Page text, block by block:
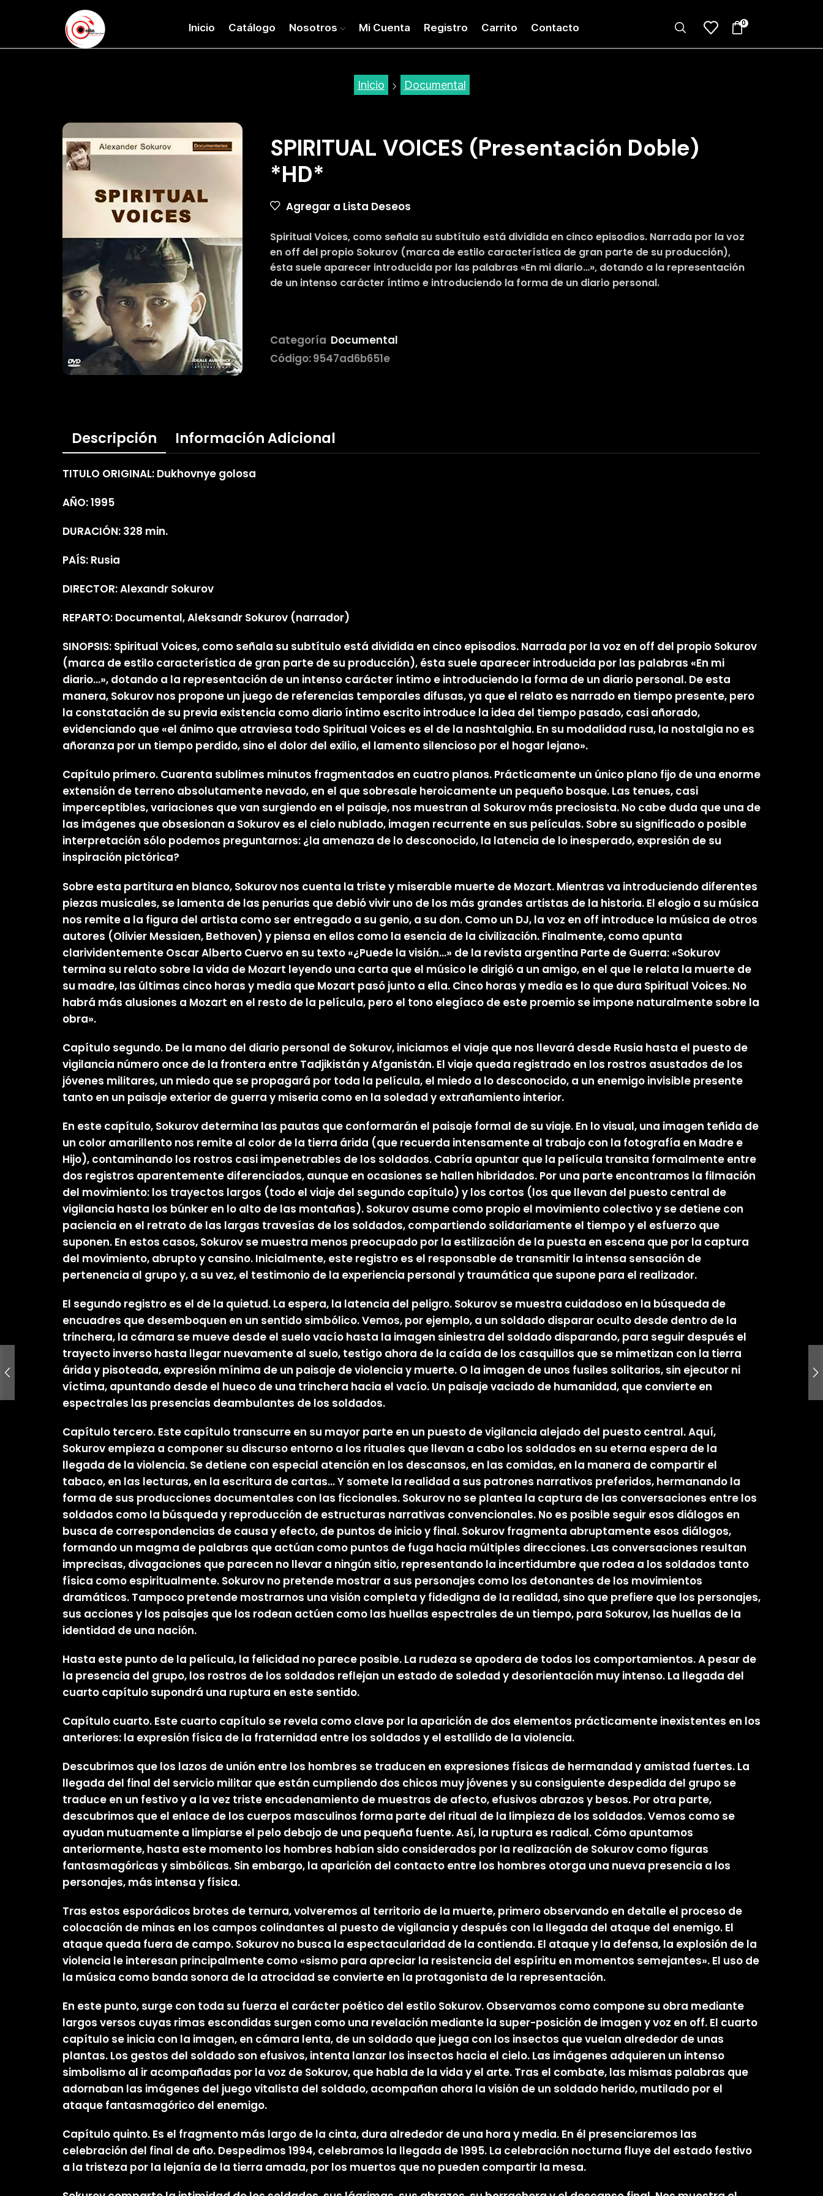
Inicio Catálogo Nosotros Mi Cuenta Registro Carrito Contacto 0
Inicio Documental
SPIRITUAL VOICES (Presentación Doble)
*HD*
Agregar a Lista Deseos
Spiritual Voices, como señala su subtítulo está dividida en cinco episodios. Narrada por la voz
en off del propio Sokurov (marca de estilo característica de gran parte de su producción),
ésta suele aparecer introducida por las palabras «En mi diario…», dotando a la representación
de un intenso carácter íntimo e introduciendo la forma de un diario personal.
Categoría Documental
Código:9547ad6b651e
Descripción Información Adicional
TITULO ORIGINAL: Dukhovnye golosa
AÑO: 1995
DURACIÓN: 328 min.
PAÍS: Rusia
DIRECTOR: Alexandr Sokurov
REPARTO: Documental, Aleksandr Sokurov (narrador)
SINOPSIS: Spiritual Voices, como señala su subtítulo está dividida en cinco episodios. Narrada por la voz en off del propio Sokurov
(marca de estilo característica de gran parte de su producción), ésta suele aparecer introducida por las palabras «En mi
diario…», dotando a la representación de un intenso carácter íntimo e introduciendo la forma de un diario personal. De esta
manera, Sokurov nos propone un juego de referencias temporales difusas, ya que el relato es narrado en tiempo presente, pero
la constatación de su previa existencia como diario íntimo escrito introduce la idea del tiempo pasado, casi añorado,
evidenciando que «el ánimo que atraviesa todo Spiritual Voices es el de la nashtalghia. En su modalidad rusa, la nostalgia no es
añoranza por un tiempo perdido, sino el dolor del exilio, el lamento silencioso por el hogar lejano».
Capítulo primero. Cuarenta sublimes minutos fragmentados en cuatro planos. Prácticamente un único plano fijo de una enorme
extensión de terreno absolutamente nevado, en el que sobresale heroicamente un pequeño bosque. Las tenues, casi
imperceptibles, variaciones que van surgiendo en el paisaje, nos muestran al Sokurov más preciosista. No cabe duda que una de
las imágenes que obsesionan a Sokurov es el cielo nublado, imagen recurrente en sus películas. Sobre su significado o posible
interpretación sólo podemos preguntarnos: ¿la amenaza de lo desconocido, la latencia de lo inesperado, expresión de su
inspiración pictórica?
Sobre esta partitura en blanco, Sokurov nos cuenta la triste y miserable muerte de Mozart. Mientras va introduciendo diferentes
piezas musicales, se lamenta de las penurias que debió vivir uno de los más grandes artistas de la historia. El elogio a su música
nos remite a la figura del artista como ser entregado a su genio, a su don. Como un DJ, la voz en off introduce la música de otros
autores (Olivier Messiaen, Bethoven) y piensa en ellos como la esencia de la civilización. Finalmente, como apunta
clarividentemente Oscar Alberto Cuervo en su texto «¿Puede la visión…» de la revista argentina Parte de Guerra: «Sokurov
termina su relato sobre la vida de Mozart leyendo una carta que el músico le dirigió a un amigo, en el que le relata la muerte de
su madre, las últimas cinco horas y media que Mozart pasó junto a ella. Cinco horas y media es lo que dura Spiritual Voices. No
habrá más alusiones a Mozart en el resto de la película, pero el tono elegíaco de este proemio se impone naturalmente sobre la
obra».
Capítulo segundo. De la mano del diario personal de Sokurov, iniciamos el viaje que nos llevará desde Rusia hasta el puesto de
vigilancia número once de la frontera entre Tadjikistán y Afganistán. El viaje queda registrado en los rostros asustados de los
jóvenes militares, un miedo que se propagará por toda la película, el miedo a lo desconocido, a un enemigo invisible presente
tanto en un paisaje exterior de guerra y miseria como en la soledad y extrañamiento interior.
En este capítulo, Sokurov determina las pautas que conformarán el paisaje formal de su viaje. En lo visual, una imagen teñida de
un color amarillento nos remite al color de la tierra árida (que recuerda intensamente al trabajo con la fotografía en Madre e
Hijo), contaminando los rostros casi impenetrables de los soldados. Cabría apuntar que la película transita formalmente entre
dos registros aparentemente diferenciados, aunque en ocasiones se hallen hibridados. Por una parte encontramos la filmación
del movimiento: los trayectos largos (todo el viaje del segundo capítulo) y los cortos (los que llevan del puesto central de
vigilancia hasta los búnker en lo alto de las montañas). Sokurov asume como propio el movimiento colectivo y se detiene con
paciencia en el retrato de las largas travesías de los soldados, compartiendo solidariamente el tiempo y el esfuerzo que
suponen. En estos casos, Sokurov se muestra menos preocupado por la estilización de la puesta en escena que por la captura
del movimiento, abrupto y cansino. Inicialmente, este registro es el responsable de transmitir la intensa sensación de
pertenencia al grupo y, a su vez, el testimonio de la experiencia personal y traumática que supone para el realizador.
El segundo registro es el de la quietud. La espera, la latencia del peligro. Sokurov se muestra cuidadoso en la búsqueda de
encuadres que desemboquen en un sentido simbólico. Vemos, por ejemplo, a un soldado disparar oculto desde dentro de la
trinchera, la cámara se mueve desde el suelo vacío hasta la imagen siniestra del soldado disparando, para seguir después el
trayecto inverso hasta llegar nuevamente al suelo, testigo ahora de la caída de los casquillos que se mimetizan con la tierra
árida y pisoteada, expresión mínima de un paisaje de violencia y muerte. O la imagen de unos fusiles solitarios, sin ejecutor ni
víctima, apuntando desde el hueco de una trinchera hacia el vacío. Un paisaje vaciado de humanidad, que convierte en
espectrales las presencias deambulantes de los soldados.
Capítulo tercero. Este capítulo transcurre en su mayor parte en un puesto de vigilancia alejado del puesto central. Aquí,
Sokurov empieza a componer su discurso entorno a los rituales que llevan a cabo los soldados en su eterna espera de la
llegada de la violencia. Se detiene con especial atención en los descansos, en las comidas, en la manera de compartir el
tabaco, en las lecturas, en la escritura de cartas… Y somete la realidad a sus patrones narrativos preferidos, hermanando la
forma de sus producciones documentales con las ficcionales. Sokurov no se plantea la captura de las conversaciones entre los
soldados como la búsqueda y reproducción de estructuras narrativas convencionales. No es posible seguir esos diálogos en
busca de correspondencias de causa y efecto, de puntos de inicio y final. Sokurov fragmenta abruptamente esos diálogos,
formando un magma de palabras que actúan como puntos de fuga hacia múltiples direcciones. Las conversaciones resultan
imprecisas, divagaciones que parecen no llevar a ningún sitio, representando la incertidumbre que rodea a los soldados tanto
física como espiritualmente. Sokurov no pretende mostrar a sus personajes como los detonantes de los movimientos
dramáticos. Tampoco pretende mostrarnos una visión completa y fidedigna de la realidad, sino que prefiere que los personajes,
sus acciones y los paisajes que los rodean actúen como las huellas espectrales de un tiempo, para Sokurov, las huellas de la
identidad de una nación.
Hasta este punto de la película, la felicidad no parece posible. La rudeza se apodera de todos los comportamientos. A pesar de
la presencia del grupo, los rostros de los soldados reflejan un estado de soledad y desorientación muy intenso. La llegada del
cuarto capítulo supondrá una ruptura en este sentido.
Capítulo cuarto. Este cuarto capítulo se revela como clave por la aparición de dos elementos prácticamente inexistentes en los
anteriores: la expresión física de la fraternidad entre los soldados y el estallido de la violencia.
Descubrimos que los lazos de unión entre los hombres se traducen en expresiones físicas de hermandad y amistad fuertes. La
llegada del final del servicio militar que están cumpliendo dos chicos muy jóvenes y su consiguiente despedida del grupo se
traduce en un festivo y a la vez triste encadenamiento de muestras de afecto, efusivos abrazos y besos. Por otra parte,
descubrimos que el enlace de los cuerpos masculinos forma parte del ritual de la limpieza de los soldados. Vemos como se
ayudan mutuamente a limpiarse el pelo debajo de una pequeña fuente. Así, la ruptura es radical. Cómo apuntamos
anteriormente, hasta este momento los hombres habían sido considerados por la realización de Sokurov como figuras
fantasmagóricas y simbólicas. Sin embargo, la aparición del contacto entre los hombres otorga una nueva presencia a los
personajes, más intensa y física.
Tras estos esporádicos brotes de ternura, volveremos al territorio de la muerte, primero observando en detalle el proceso de
colocación de minas en los campos colindantes al puesto de vigilancia y después con la llegada del ataque del enemigo. El
ataque queda fuera de campo. Sokurov no busca la espectacularidad de la contienda. El ataque y la defensa, la explosión de la
violencia le interesan principalmente como «sismo para apreciar la resistencia del espíritu en momentos semejantes». El uso de
la música como banda sonora de la atrocidad se convierte en la protagonista de la representación.
En este punto, surge con toda su fuerza el carácter poético del estilo Sokurov. Observamos como compone su obra mediante
largos versos cuyas rimas escondidas surgen como una revelación mediante la super-posición de imagen y voz en off. El cuarto
capítulo se inicia con la imagen, en cámara lenta, de un soldado que juega con los insectos que vuelan alrededor de unas
plantas. Los gestos del soldado son efusivos, intenta lanzar los insectos hacia el cielo. Las imágenes adquieren un intenso
simbolismo al ir acompañadas por la voz de Sokurov, que habla de la vida y el arte. Tras el combate, las mismas palabras que
adornaban las imágenes del juego vitalista del soldado, acompañan ahora la visión de un soldado herido, mutilado por el
ataque fantasmagórico del enemigo.
Capítulo quinto. Es el fragmento más largo de la cinta, dura alrededor de una hora y media. En él presenciaremos las
celebración del final de año. Despedimos 1994, celebramos la llegada de 1995. La celebración nocturna fluye del estado festivo
a la tristeza por la lejanía de la tierra amada, por los muertos que no pueden compartir la mesa.